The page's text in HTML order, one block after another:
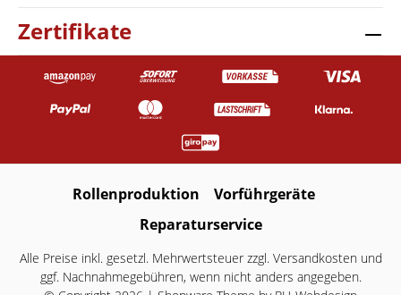
Zertifikate
Rollenproduktion
Vorführgeräte
Reparaturservice
Alle Preise inkl. gesetzl. Mehrwertsteuer zzgl. Versandkostenund
ggf. Nachnahmegebühren, wenn nicht anders angegeben.